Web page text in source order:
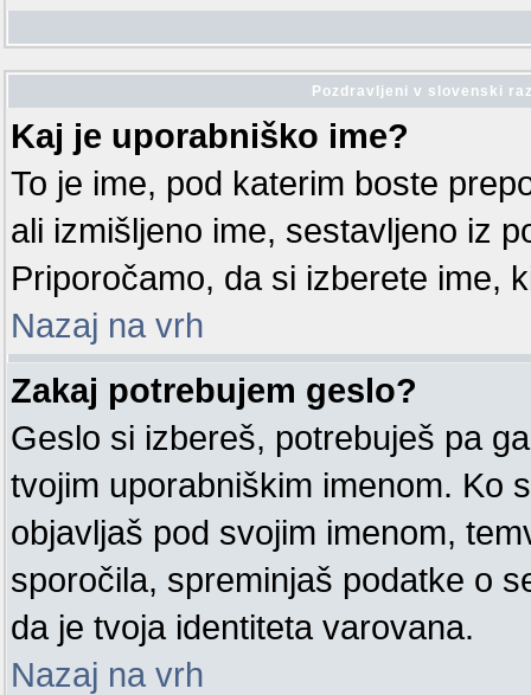
Pozdravljeni v slovenski
Kaj je uporabniško ime?
To je ime, pod katerim boste
ali izmišljeno ime, sestavljeno iz
Priporočamo, da si izberete ime,
Nazaj na vrh
Zakaj potrebujem geslo?
Geslo si izbereš, potrebuješ pa
tvojim uporabniškim imenom. Ko
objavljaš pod svojim imenom,
sporočila, spreminjaš podatke o
da je tvoja identiteta varovana.
Nazaj na vrh